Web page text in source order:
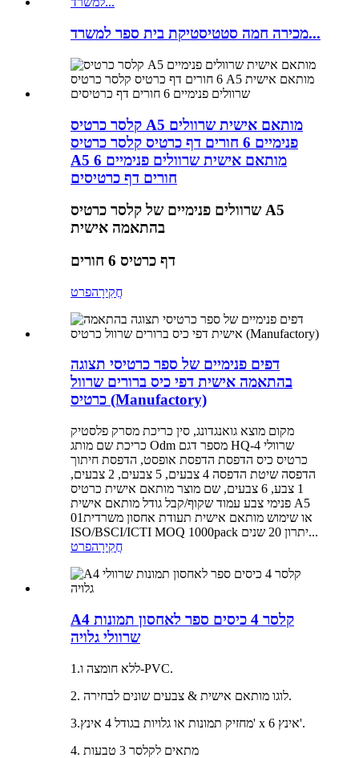
מכירה חמה סטטיסטיקת בית ספר למשרד...
קלסר כרטיס A5 מותאם אישית שרוולים
פנימיים 6 חורים דף כרטיס קלסר כרטיס
A5 מותאם אישית שרוולים פנימיים 6
חורים דף כרטיסים
שרוולים פנימיים של קלסר כרטיס A5
בהתאמה אישית
דף כרטיס 6 חורים
חֲקִירָהפרט
דפים פנימיים של ספר כרטיסי תצוגה
בהתאמה אישית דפי כיס ברורים שרוול
כרטיס (Manufactory)
מקום מוצא גואנגדונג, סין כריכת מסרק פלסטיק
כריכת שם מותג Odm מספר דגם HQ-4 שרוולי
כרטיס כיס הדפסת הדפסת אופסט, הדפסת חיתוך
הדפסה שיטת הדפסה 4 צבעים, 5 צבעים, 2 צבעים,
1 צבע, 6 צבעים, שם מוצר מותאם אישית כרטיס
פנימי צבע עמוד שקוף/קבל גודל מותאם אישית A5
או שימוש מותאם אישית תעודת אחסון משרדית01
ISO/BSCI/ICTI MOQ 1000pack יתרון 20 שנים...
חֲקִירָהפרט
A4 קלסר 4 כיסים ספר לאחסון תמונות
שרוולי גלויה
1.ללא חומצה ו-PVC.
2. לוגו מותאם אישית & צבעים שונים לבחירה.
3.מחזיק תמונות או גלויות בגודל 4 אינץ' x 6 אינץ'.
4. מתאים לקלסר 3 טבעות